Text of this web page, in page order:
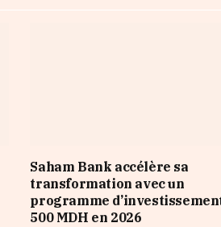
Saham Bank accélère sa
transformation avec un
programme
500 MDH en 2026